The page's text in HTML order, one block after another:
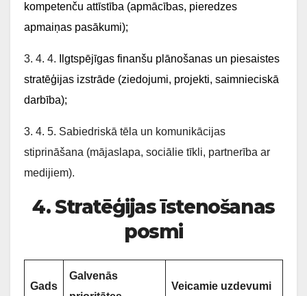
kompetenču attīstība (apmācības, pieredzes
apmaiņas pasākumi);
3. 4. 4.
Ilgtspējīgas finanšu plānošanas un piesaistes
stratēģijas izstrāde (ziedojumi, projekti, saimnieciskā
darbība);
3. 4. 5. Sabiedriskā tēla un komunikācijas
stiprināšana (mājaslapa, sociālie tīkli, partnerība ar
medijiem).
4. Stratēģijas īstenošanas
posmi
Gads
Galvenās
Veicamie uzdevumi